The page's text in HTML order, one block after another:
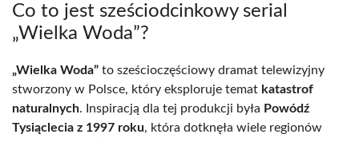
Co to jest sześciodcinkowy serial
„Wielka Woda”?
„Wielka Woda” to sześcioczęściowy dramat telewizyjny
stworzony w Polsce, który eksploruje temat katastrof
naturalnych. Inspiracją dla tej produkcji była Powódź
Tysiąclecia z 1997 roku, która dotknęła wiele regionów